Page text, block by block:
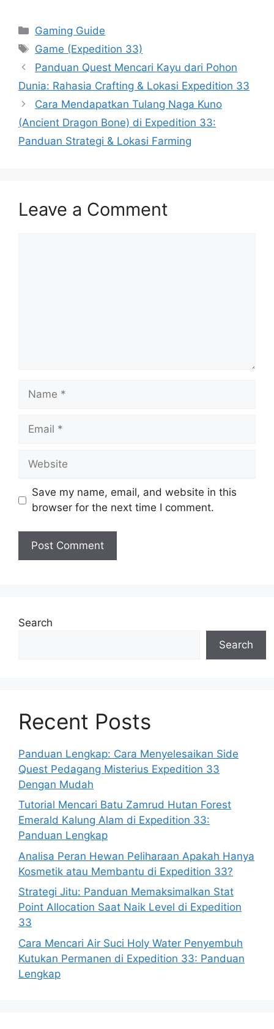
Categories
Gaming Guide
Tags
Game (Expedition 33)
Panduan Quest Mencari Kayu dari Pohon
Dunia: Rahasia Crafting & Lokasi Expedition 33
Cara Mendapatkan Tulang Naga Kuno
(Ancient Dragon Bone) di Expedition 33:
Panduan Strategi & Lokasi Farming
Leave a Comment
Name
Email
Website
Save my name, email, and website in this
browser for the next time I comment.
Search
Search
Recent Posts
Panduan Lengkap: Cara Menyelesaikan Side
Quest Pedagang Misterius Expedition 33
Dengan Mudah
Tutorial Mencari Batu Zamrud Hutan Forest
Emerald Kalung Alam di Expedition 33:
Panduan Lengkap
Analisa Peran Hewan Peliharaan Apakah Hanya
Kosmetik atau Membantu di Expedition 33?
Strategi Jitu: Panduan Memaksimalkan Stat
Point Allocation Saat Naik Level di Expedition
33
Cara Mencari Air Suci Holy Water Penyembuh
Kutukan Permanen di Expedition 33: Panduan
Lengkap